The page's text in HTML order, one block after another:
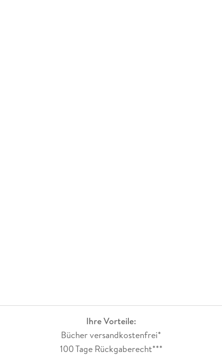
Ihre Vorteile:
Bücher versandkostenfrei*
100 Tage Rückgaberecht***